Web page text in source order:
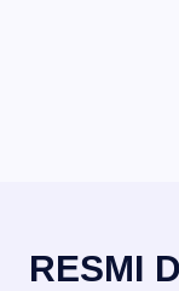
RESMI